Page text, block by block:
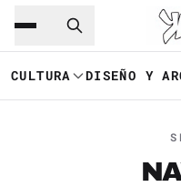
Saltar al contenido
CULTURA DISEÑO Y